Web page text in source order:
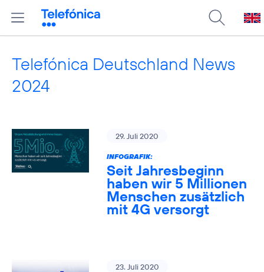
Telefónica Deutschland News
2024
29. Juli 2020
INFOGRAFIK:
Seit Jahresbeginn
haben wir 5 Millionen
Menschen zusätzlich
mit 4G versorgt
23. Juli 2020